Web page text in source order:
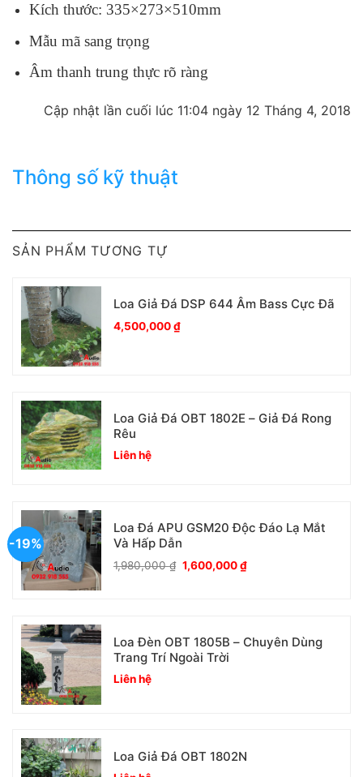
Kích thước: 335×273×510mm
Mẫu mã sang trọng
Âm thanh trung thực rõ ràng
Cập nhật lần cuối lúc 11:04 ngày 12 Tháng 4, 2018
Thông số kỹ thuật
SẢN PHẨM TƯƠNG TỰ
Loa Giả Đá DSP 644 Âm Bass Cực Đã
4,500,000₫
Loa Giả Đá OBT 1802E – Giả Đá Rong
Rêu
Liên hệ
-19%
Loa Đá APU GSM20 Độc Đáo Lạ Mắt
Và Hấp Dẫn
1,980,000₫ Giá
gốc
1,600,000₫Giá
hiện
Loa Đèn OBT 1805B – Chuyên Dùng
Trang Trí Ngoài Trời
Liên hệ
Loa Giả Đá OBT 1802N